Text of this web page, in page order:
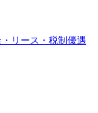
リース・税制優遇